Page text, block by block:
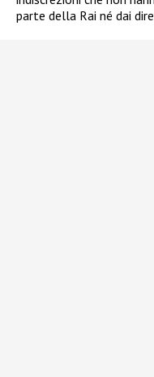
parte della Rai né dai